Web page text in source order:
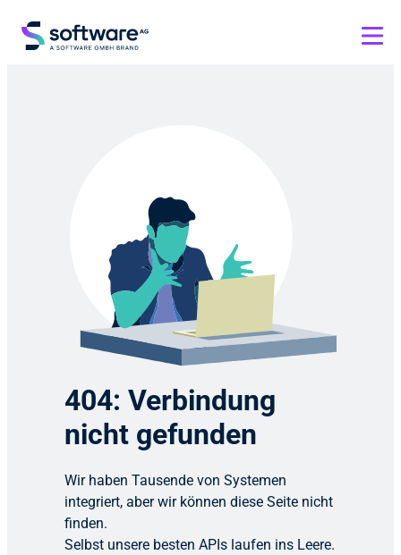
404: Verbindung
nicht gefunden
Wir haben Tausende von Systemen
integriert, aber wir können diese Seite nicht
finden.
Selbst unsere besten APIs laufen ins Leere.